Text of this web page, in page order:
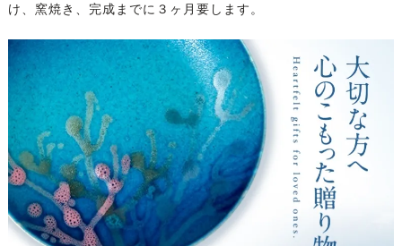
け、窯焼き、完成までに３ヶ月要します。